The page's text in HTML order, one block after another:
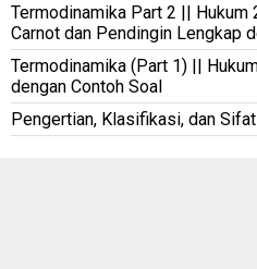
Termodinamika Part 2 || Hukum
Carnot dan Pendingin Lengkap
Termodinamika (Part 1) ||
dengan Contoh Soal
Pengertian, Klasifikasi, dan